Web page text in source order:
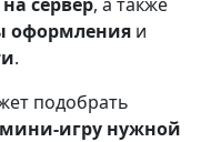
оформления и
.
подобрать
мини-игру нужной